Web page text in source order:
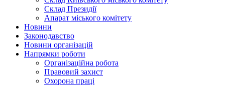
Склад Президії
Апарат міського комітету
Новини
Законодавство
Новини організацій
Напрямки роботи
Організаційна робота
Правовий захист
Охорона праці